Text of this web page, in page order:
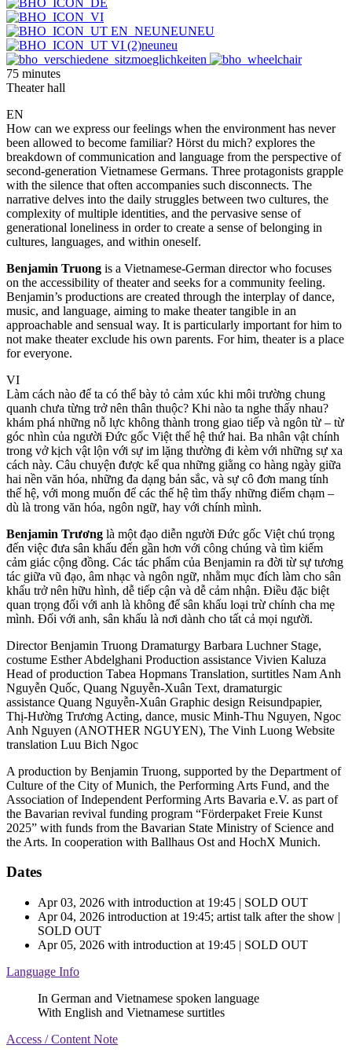
75 minutes
Theater hall
EN
How can we express our feelings when the environment has never
been allowed to become familiar? Hörst du mich? explores the
breakdown of communication and language from the perspective of
second-generation Vietnamese Germans. Three protagonists grapple
with the silence that often accompanies such disconnects. The
narrative delves into the daily struggles between two cultures, the
complexity of multiple identities, and the pervasive sense of
generational loneliness in order to create a sense of belonging in
cultures, languages, and within oneself.
Benjamin Truong is a Vietnamese-German director who focuses
on the accessibility of theater and seeks for a community feeling.
Benjamin’s productions are created through the interplay of dance,
music, and language, aiming to make theater tangible in an
approachable and sensual way. It is particularly important for him to
not make theater exclude his own parents. For him, theater is a place
for everyone.
VI
Làm cách nào để ta có thể bày tỏ cảm xúc khi môi trường chung
quanh chưa từng trở nên thân thuộc? Khi nào ta nghe thấy nhau?
khám phá những nỗ lực không thành trong giao tiếp và ngôn từ – từ
góc nhìn của người Đức gốc Việt thế hệ thứ hai. Ba nhân vật chính
trong vở kịch vật lộn với sự im lặng thường đi kèm với những sự xa
cách này. Câu chuyện được kể qua những giằng co hàng ngày giữa
hai nền văn hóa, những đa dạng bản sắc, và sự cô đơn mang tính
thế hệ, với mong muốn để các thế hệ tìm thấy những điểm chạm –
dù là trong văn hóa, ngôn ngữ, hay với chính mình.
Benjamin Trương là một đạo diễn người Đức gốc Việt chú trọng
đến việc đưa sân khấu đến gần hơn với công chúng và tìm kiếm
cảm giác cộng đồng. Các tác phẩm của Benjamin ra đời từ sự tương
tác giữa vũ đạo, âm nhạc và ngôn ngữ, nhằm mục đích làm cho sân
khấu trở nên hữu hình, dễ tiếp cận và dễ cảm nhận. Điều đặc biệt
quan trọng đối với anh là không để sân khấu loại trừ chính cha mẹ
mình. Đối với anh, sân khấu là nơi dành cho tất cả mọi người.
DirectorBenjamin Truong Dramaturgy Barbara Luchner Stage,
costume Esther Abdelghani Production assistance Vivien Kaluza
Head of production Tabea Hopmans Translation, surtitles Nam Anh
Nguyễn Quốc, Quang Nguyễn-Xuân Text, dramaturgic
assistance Quang Nguyễn-Xuân Graphic design Reisundpapier,
Thị-Hường Trương Acting, dance, music Minh-Thu Nguyen, Ngoc
Anh Nguyen (ANOTHER NGUYEN), The Vinh Luong Website
translation Luu Bich Ngoc
A production by Benjamin Truong, supported by the Department of
Culture of the City of Munich, the Performing Arts Fund, and the
Association of Independent Performing Arts Bavaria e.V. as part of
the Bavarian revival funding program “Förderpaket Freie Kunst
2025” with funds from the Bavarian State Ministry of Science and
the Arts. In cooperation with Ballhaus Ost and HochX Munich.
Dates
Apr 03, 2026 with introduction at 19:45 | SOLD OUT
Apr 04, 2026 introduction at 19:45; artist talk after the show |
SOLD OUT
Apr 05, 2026 with introduction at 19:45 | SOLD OUT
Language Info
In German and Vietnamese spoken language
With English and Vietnamese surtitles
Access / Content Note